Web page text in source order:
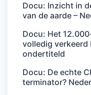
Docu: Inzicht in
van de aarde –
Docu: Het
volledig verkeerd
ondertiteld
Docu: De echte
terminator?